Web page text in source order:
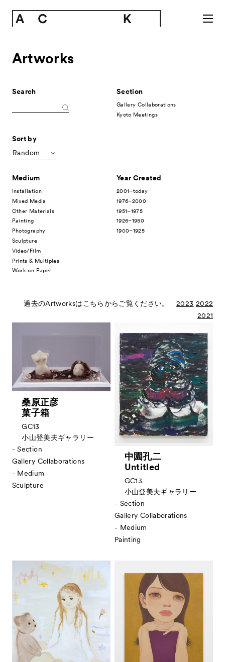
- Gallery Collaborations
Artworks 作品一覧
ACK Curates
- Public Program パブリックプログラム
- For Kids キッズプログラム
Special Programs スペシャルプログラム
Associated Programs 市内連携プログラム
Visitor Information 来場者向け情報
Contact お問い合わせ
Archive アーカイブ
Artworks
Search
Sort by
Random
Section
Gallery Collaborations
Kyoto Meetings
Medium
Installation
Mixed Media
Other Materials
Painting
Photography
Sculpture
Video/Film
Prints & Multiples
Work on Paper
Year Created
2001–today
1976–2000
1951–1975
1926–1950
1900–1925
過去のArtworksはこちらからご覧ください。2023 2022
2021
桑原正彦
菓子箱
GC13
小山登美夫ギャラリー
- Section
Gallery Collaborations
- Medium
Sculpture
中園孔二
Untitled
GC13
小山登美夫ギャラリー
- Section
Gallery Collaborations
- Medium
Painting